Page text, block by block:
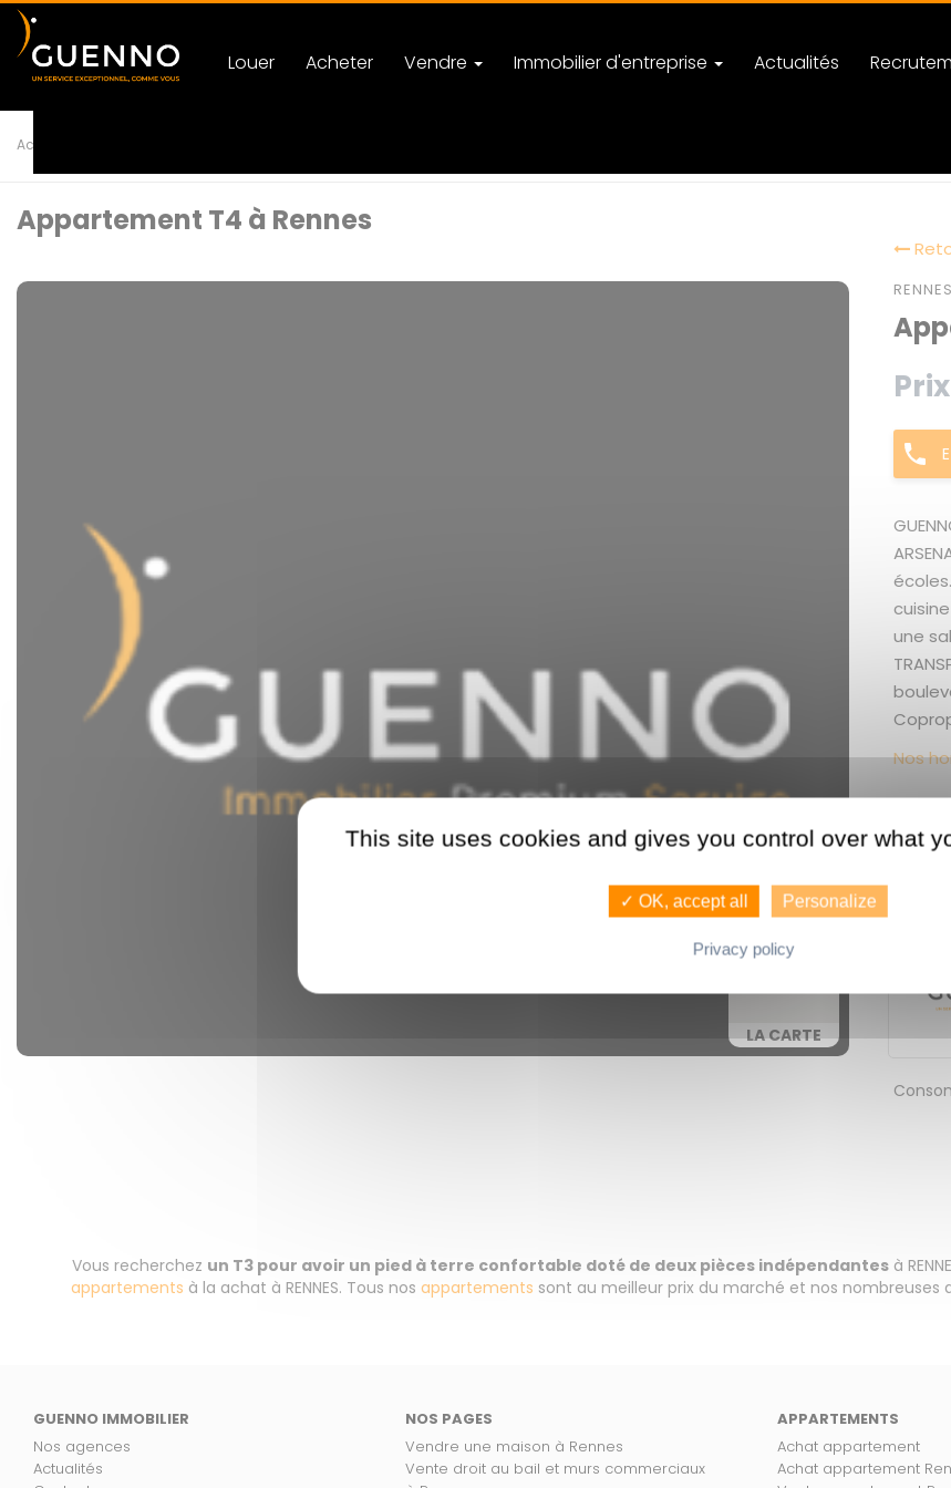
Louer Acheter Vendre Immobilier d'entreprise Actualités
Accueil
Appartement T4 à Rennes
LA CARTE
une
Nos
Les
Vous recherchez un T3 pour avoir un pied à terre confortable doté de deux pièces indépendantes à
appartements à la achat à RENNES. Tous nos appartements sont au meilleur prix du marché et nos
GUENNO IMMOBILIER
Nos agences
Actualités
NOS PAGES
Vendre une maison à Rennes
Vente droit au bail et murs commerciaux
APPARTEMENTS
Achat appartement
Achat appartement
This site uses cookies and gives you control over what
✓ OK, accept all Personalize
Privacy policy